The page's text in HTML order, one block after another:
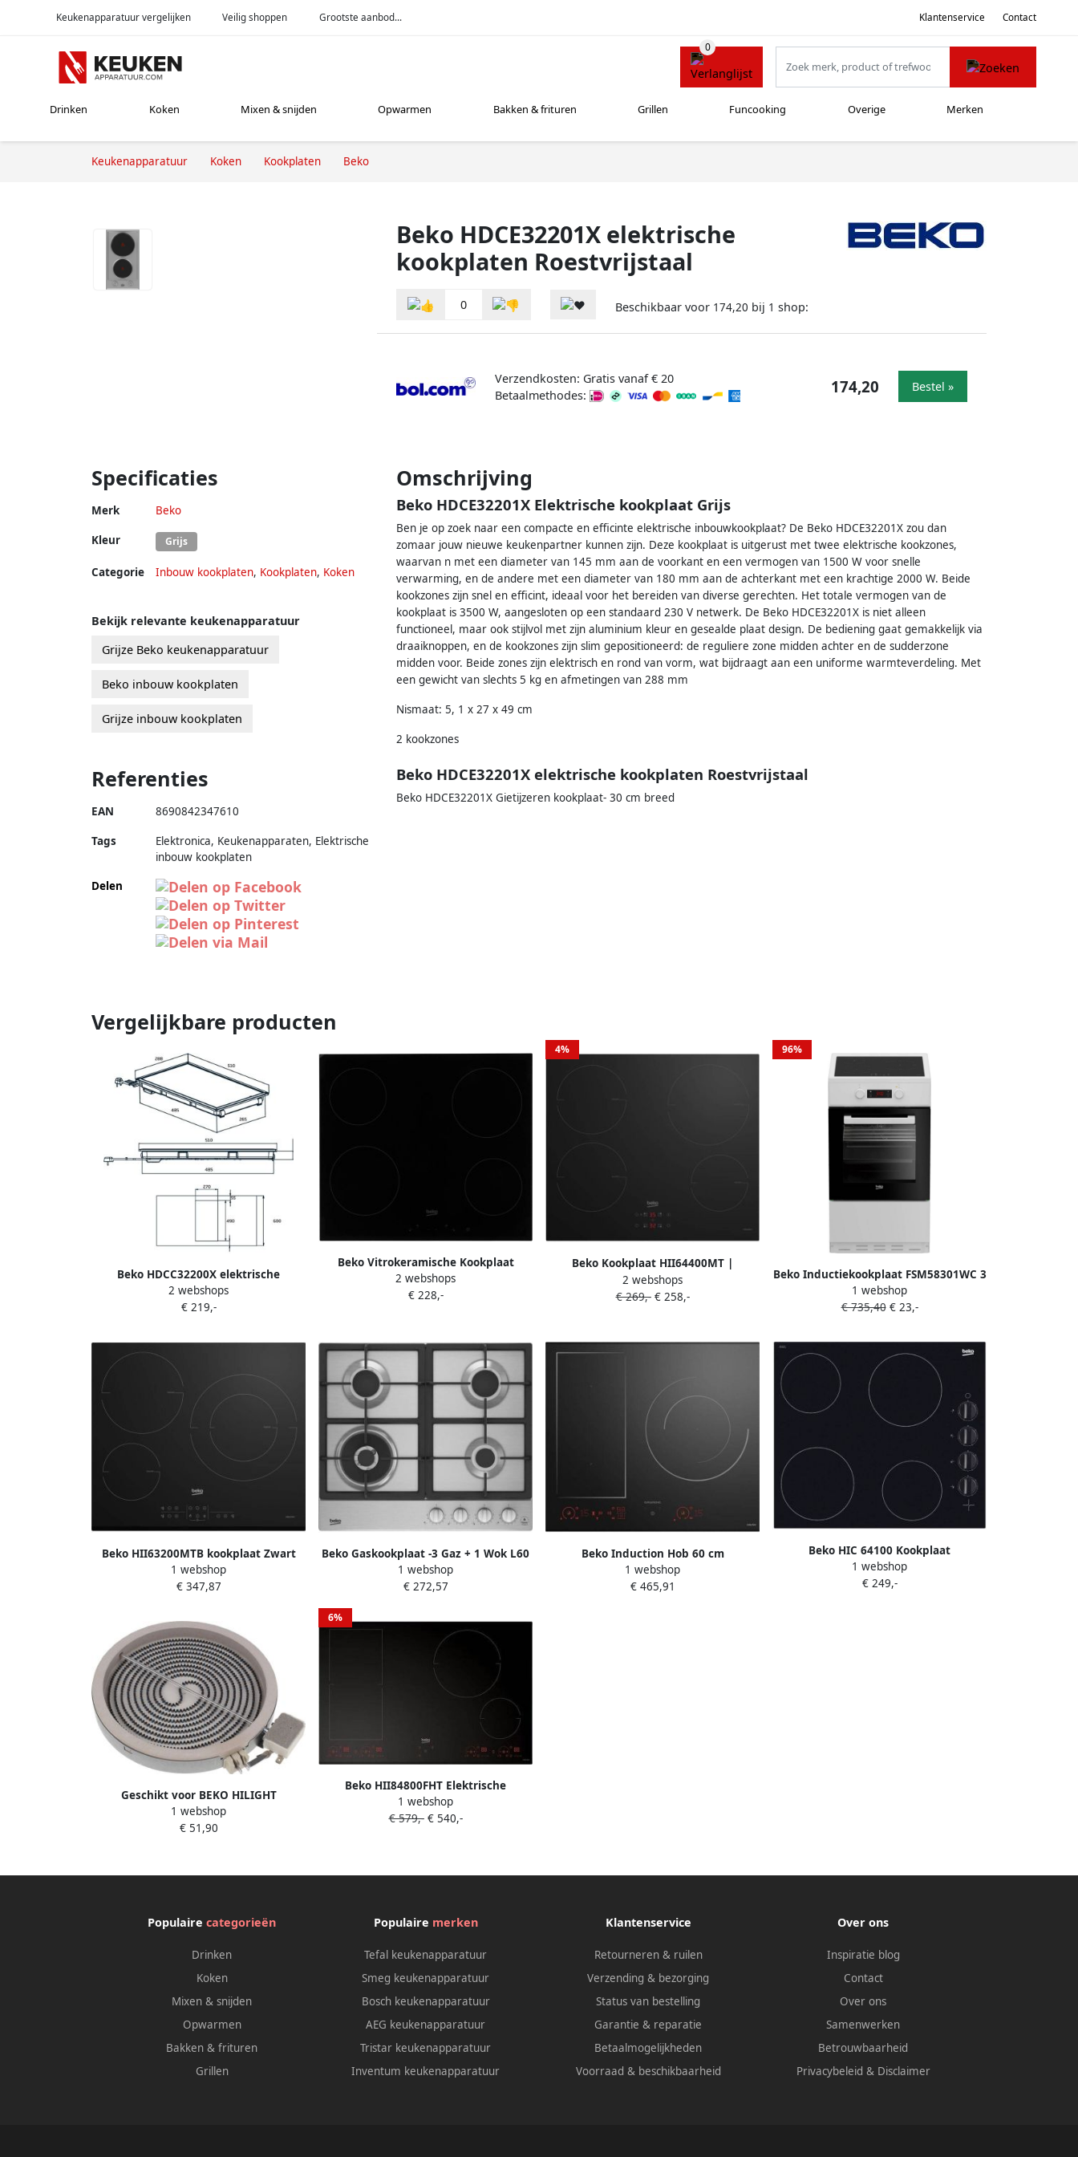
Keukenapparatuur vergelijken Veilig shoppen Grootste aanbod... Klantenservice Contact
Drinken Koken Mixen & snijden Opwarmen Bakken & frituren Grillen Funcooking Overige Merken
Keukenapparatuur Koken Kookplaten Beko
Beko HDCE32201X elektrische
kookplaten Roestvrijstaal
0 Beschikbaar voor 174,20 bij 1 shop:
Verzendkosten: Gratis vanaf € 20
Betaalmethodes:
174,20 Bestel »
Specificaties
Merk Beko
Kleur Grijs
Categorie Inbouw kookplaten, Kookplaten, Koken
Omschrijving
Beko HDCE32201X Elektrische kookplaat Grijs
Ben je op zoek naar een compacte en efficinte elektrische inbouwkookplaat? De Beko HDCE32201X zou dan
zomaar jouw nieuwe keukenpartner kunnen zijn. Deze kookplaat is uitgerust met twee elektrische kookzones,
waarvan n met een diameter van 145 mm aan de voorkant en een vermogen van 1500 W voor snelle
verwarming, en de andere met een diameter van 180 mm aan de achterkant met een krachtige 2000 W. Beide
kookzones zijn snel en efficint, ideaal voor het bereiden van diverse gerechten. Het totale vermogen van de
kookplaat is 3500 W, aangesloten op een standaard 230 V netwerk. De Beko HDCE32201X is niet alleen
functioneel, maar ook stijlvol met zijn aluminium kleur en gesealde plaat design. De bediening gaat gemakkelijk via
draaiknoppen, en de kookzones zijn slim gepositioneerd: de reguliere zone midden achter en de sudderzone
midden voor. Beide zones zijn elektrisch en rond van vorm, wat bijdraagt aan een uniforme warmteverdeling. Met
een gewicht van slechts 5 kg en afmetingen van 288 mm
Nismaat: 5, 1 x 27 x 49 cm
2 kookzones
Beko HDCE32201X elektrische kookplaten Roestvrijstaal
Beko HDCE32201X Gietijzeren kookplaat- 30 cm breed
Bekijk relevante keukenapparatuur
Grijze Beko keukenapparatuur
Beko inbouw kookplaten
Grijze inbouw kookplaten
Referenties
EAN 8690842347610
Tags
Elektronica, Keukenapparaten, Elektrische
inbouw kookplaten
Delen
Vergelijkbare producten
Beko HDCC32200X elektrische
kookplaten Roestvrijstaal
2 webshops
€ 219,-
Beko Vitrokeramische Kookplaat
HIC64400E | Vitrokeramische
kookplaten | 8690842206306
2 webshops
€ 228,-
4%
Beko Kookplaat HII64400MT |
Inductiekookplaten | Keuken&Koken
Kookplaten | 8690842215575
2 webshops
€ 269,-€ 258,-
96%
Beko Inductiekookplaat FSM58301WC 3
branders 0 92 kwh cyclus 50cm
1 webshop
€ 735,40€ 23,-
Beko HII63200MTB kookplaat Zwart
Ingebouwd 58 cm Zone van
inductiekookplaat 3 zone(s)
1 webshop
€ 347,87
Beko Gaskookplaat -3 Gaz + 1 Wok L60
cm HIAW64325SX
1 webshop
€ 272,57
Beko Induction Hob 60 cm
Giei638370HF
1 webshop
€ 465,91
Beko HIC 64100 Kookplaat
vitrokeramisch | Inductiekookplaten |
Keuken&Koken Kookplaten | HIC 64100
1 webshop
€ 249,-
Geschikt voor BEKO HILIGHT
KOOKPLAAT Ø 180m 1800W
CSM67000GW 162926005
1 webshop
€ 51,90
6%
Beko HII84800FHT Elektrische
inductiekookplaat 77cm breed Bridge
functie
1 webshop
€ 579,-€ 540,-
Populairecategorieën
Drinken
Koken
Mixen & snijden
Opwarmen
Bakken & frituren
Grillen
Populaire merken
Tefal keukenapparatuur
Smeg keukenapparatuur
Bosch keukenapparatuur
AEG keukenapparatuur
Tristar keukenapparatuur
Inventum keukenapparatuur
Klantenservice
Retourneren & ruilen
Verzending & bezorging
Status van bestelling
Garantie & reparatie
Betaalmogelijkheden
Voorraad & beschikbaarheid
Over ons
Inspiratie blog
Contact
Over ons
Samenwerken
Betrouwbaarheid
Privacybeleid & Disclaimer